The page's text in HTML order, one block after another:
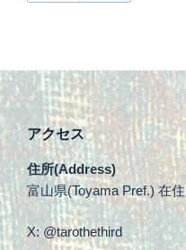
アクセス
住所(Address)
富山県(Toyama Pref.) 在住
X: @tarothethird